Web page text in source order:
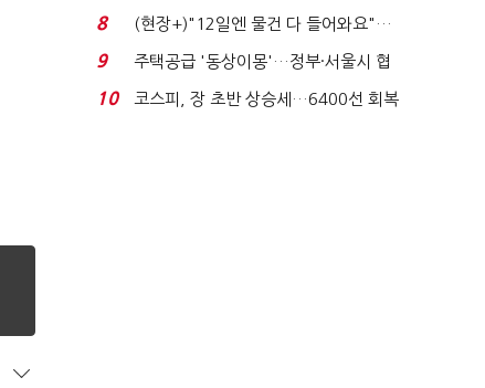
요"…'덜 똘똘한 한 채' 20...
8
(현장+)"12일엔 물건 다 들어와요"…
빈 매대 채우며 문 연 ...
9
주택공급 '동상이몽'…정부·서울시 협
력 없으면 '공수표'...
10
코스피, 장 초반 상승세…6400선 회복